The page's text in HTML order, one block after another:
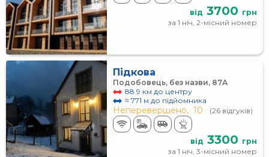
від 3700 грн
за 1 ніч, 2-місний номер
Підкова
Подобовець, без назви, 87А
88.9 км до центру
≈ 771 м до підйомника
Неперевершено, 10 (26 відгуків)
від 3300 грн
за 1 ніч, 3-місний номер